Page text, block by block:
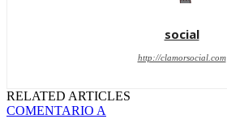
social
http://clamorsocial.com
RELATED ARTICLES
COMENTARIO A